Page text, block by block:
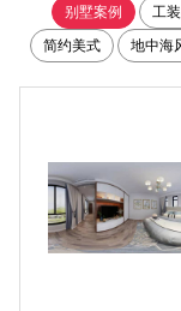
别墅案例 工
简约美式
地中海